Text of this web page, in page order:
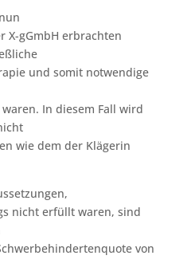
X-gGmbH erbrachten
und somit notwendige
In diesem Fall wird
wie dem der Klägerin
nicht erfüllt waren, sind
von